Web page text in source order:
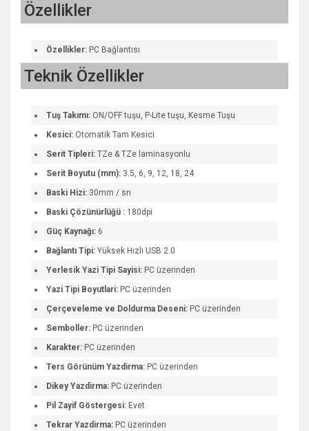
Özellikler
Özellikler: PC Bağlantısı
Teknik Özellikler
Tuş Takımı: ON/OFF tuşu, P-Lite tuşu, Kesme Tuşu
Kesici: Otomatik Tam Kesici
Serit Tipleri: TZe & TZe laminasyonlu
Serit Boyutu (mm): 3.5, 6, 9, 12, 18, 24
Baski Hizi: 30mm / sn
Baski Çözünürlüğü : 180dpi
Güç Kaynağı: 6
Bağlantı Tipi: Yüksek Hızlı USB 2.0
Yerlesik Yazi Tipi Sayisi: PC üzerinden
Yazi Tipi Boyutlari: PC üzerinden
Çerçeveleme ve Doldurma Deseni: PC üzerinden
Semboller: PC üzerinden
Karakter: PC üzerinden
Ters Görünüm Yazdirma: PC üzerinden
Dikey Yazdirma: PC üzerinden
Pil Zayif Göstergesi: Evet
Tekrar Yazdirma: PC üzerinden